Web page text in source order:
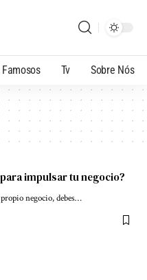
Famosos Tv Sobre Nós
impulsar tu negocio?
negocio, debes…